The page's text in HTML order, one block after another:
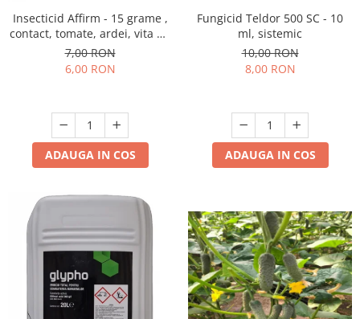
Insecticid Affirm - 15 grame ,
contact, tomate, ardei, vita de
vie, varza, mar
7,00 RON
6,00 RON
ADAUGA IN COS
Fungicid Teldor 500 SC - 10
ml, sistemic
10,00 RON
8,00 RON
ADAUGA IN COS